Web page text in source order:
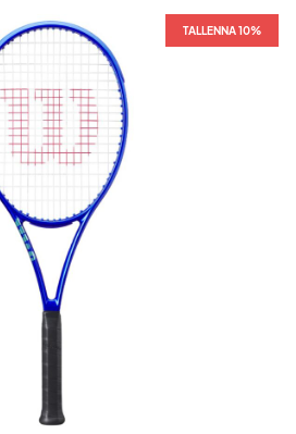
TALLENNA 10%
TALLENNA 10%
TALLENNA 10%
TALLENNA 10%
TALLENNA 10%
TALLENNA 10%